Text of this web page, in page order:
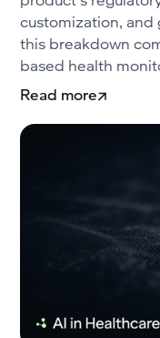
customization,
this breakdown
based health
Read more